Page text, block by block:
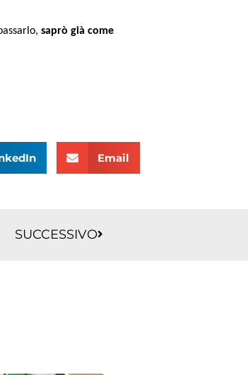
saprò già come
Email
SUCCESSIVO